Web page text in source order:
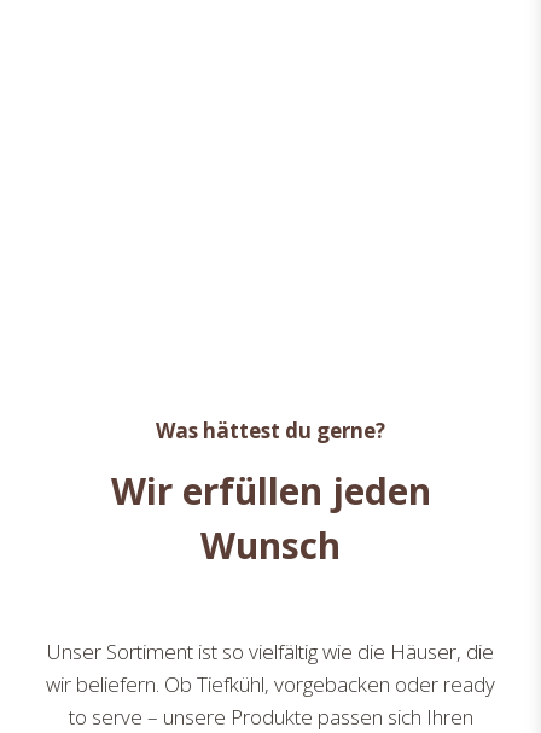
Was hättest du gerne?
Wir erfüllen jeden
Wunsch
Unser Sortiment ist so vielfältig wie die Häuser, die
wir beliefern. Ob Tiefkühl, vorgebacken oder ready
to serve – unsere Produkte passen sich Ihren